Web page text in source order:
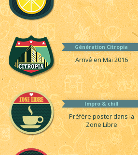
Génération Citropia
Arrivé en Mai 2016
Impro & chill
Préfère poster dans la
Zone Libre